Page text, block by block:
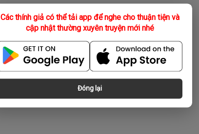
Các thính giả có thể tải app để nghe cho thuận tiện và
cập nhật thường xuyên truyện mới nhé
Đóng lại